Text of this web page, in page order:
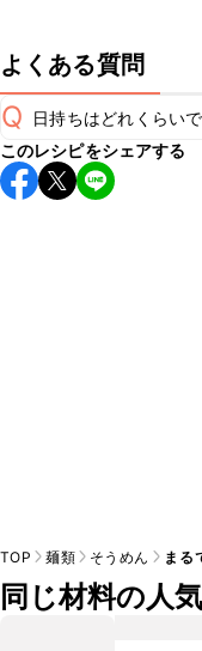
よくある質問
Q 日持ちはどれくらい
こちらのレシピは出
すすめします。
このレシピをシェアする
TOP 麺類 そうめん まる
同じ材料の人